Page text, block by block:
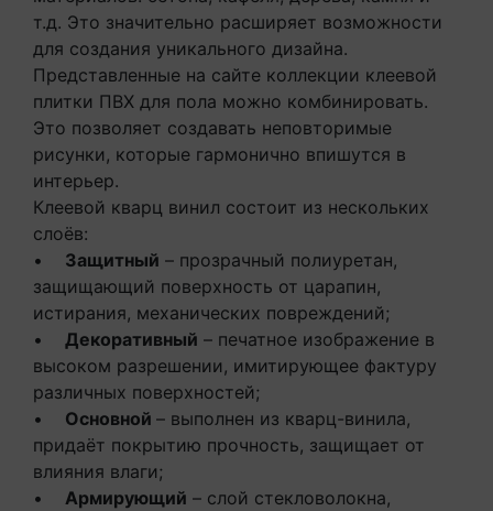
т.д. Это значительно расширяет возможности
для создания уникального дизайна.
Представленные на сайте коллекции клеевой
плитки ПВХ для пола можно комбинировать.
Это позволяет создавать неповторимые
рисунки, которые гармонично впишутся в
интерьер.
Клеевой кварц винил состоит из нескольких
слоёв:
• Защитный – прозрачный полиуретан,
защищающий поверхность от царапин,
истирания, механических повреждений;
• Декоративный – печатное изображение в
высоком разрешении, имитирующее фактуру
различных поверхностей;
• Основной – выполнен из кварц-винила,
придаёт покрытию прочность, защищает от
влияния влаги;
• Армирующий – слой стекловолокна,